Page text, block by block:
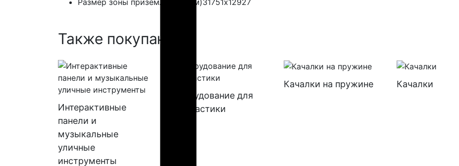
Также покупают:
Интерактивные
панели и
музыкальные
уличные
инструменты
Оборудование для
геопластики
Качалки на пружине Качалки